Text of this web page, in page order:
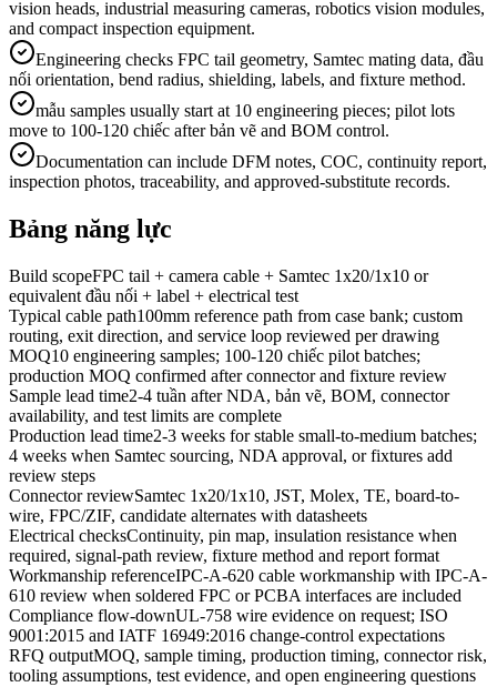
vision heads, industrial measuring cameras, robotics vision modules,
and compact inspection equipment.
Engineering checks FPC tail geometry, Samtec mating data, đầu
nối orientation, bend radius, shielding, labels, and fixture method.
mẫu samples usually start at 10 engineering pieces; pilot lots
move to 100-120 chiếc after bản vẽ and BOM control.
Documentation can include DFM notes, COC, continuity report,
inspection photos, traceability, and approved-substitute records.
Bảng năng lực
Build scopeFPC tail + camera cable + Samtec 1x20/1x10 or
equivalent đầu nối + label + electrical test
Typical cable path100mm reference path from case bank; custom
routing, exit direction, and service loop reviewed per drawing
MOQ10 engineering samples; 100-120 chiếc pilot batches;
production MOQ confirmed after connector and fixture review
Sample lead time2-4 tuần after NDA, bản vẽ, BOM, connector
availability, and test limits are complete
Production lead time2-3 weeks for stable small-to-medium batches;
4 weeks when Samtec sourcing, NDA approval, or fixtures add
review steps
Connector reviewSamtec 1x20/1x10, JST, Molex, TE, board-to-
wire, FPC/ZIF, candidate alternates with datasheets
Electrical checksContinuity, pin map, insulation resistance when
required, signal-path review, fixture method and report format
Workmanship referenceIPC-A-620 cable workmanship with IPC-A-
610 review when soldered FPC or PCBA interfaces are included
Compliance flow-downUL-758 wire evidence on request; ISO
9001:2015 and IATF 16949:2016 change-control expectations
RFQ outputMOQ, sample timing, production timing, connector risk,
tooling assumptions, test evidence, and open engineering questions